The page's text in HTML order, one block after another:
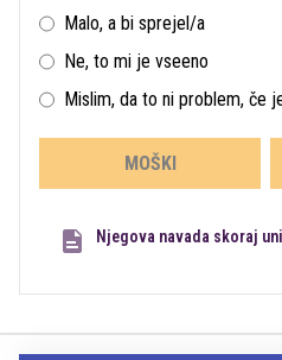
Malo, a bi sprejel/a
Ne, to mi je vseeno
Mislim, da to ni problem, če
MOŠKI
Njegova navada skoraj